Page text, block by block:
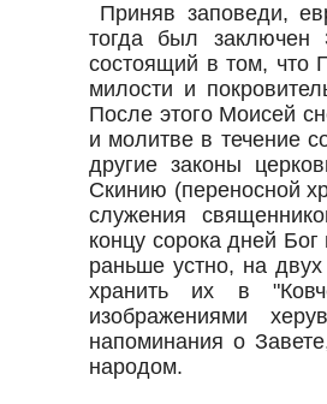
Приняв заповеди,
тогда был
состоящий в том, что
милости и
После этого Моисей
и молитве в течение
другие законы
Скинию (переносной
служения
концу сорока дней
раньше устно, на
хранить их в
изображениями
напоминания о
народом.